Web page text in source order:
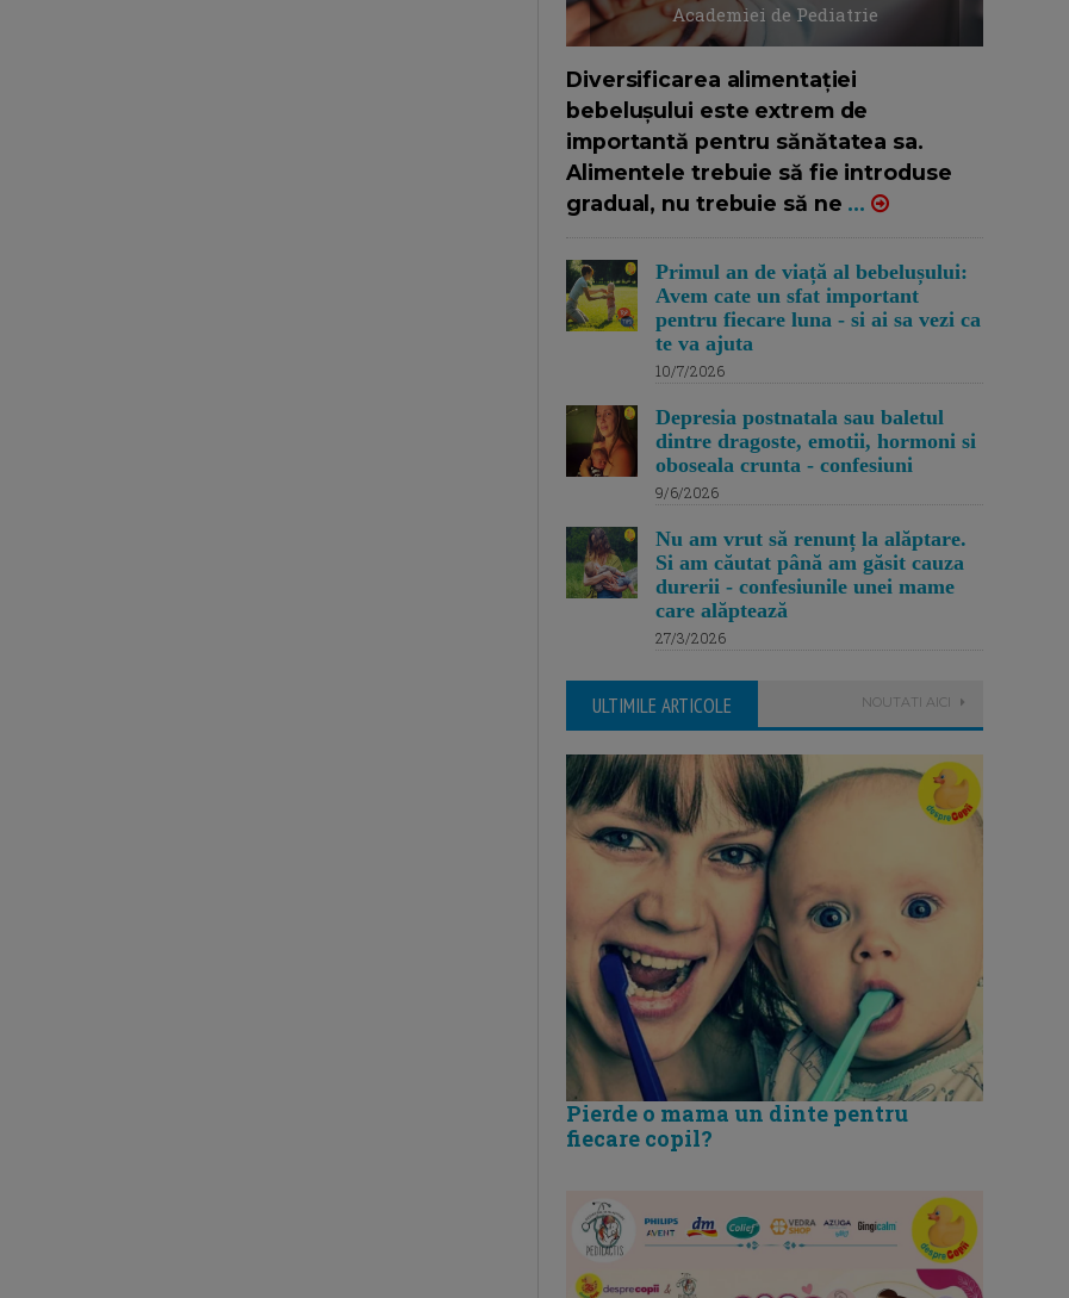
Academiei de Pediatrie
Diversificarea alimentației
bebelușului este extrem de
importantă pentru sănătatea sa.
Alimentele trebuie să fie introduse
gradual, nu trebuie să ne ...
Primul an de viață al bebelușului:
Avem cate un sfat important
pentru fiecare luna - si ai sa vezi ca
te va ajuta
10/7/2026
Depresia postnatala sau baletul
dintre dragoste, emotii, hormoni si
oboseala crunta - confesiuni
9/6/2026
Nu am vrut să renunț la alăptare.
Si am căutat până am găsit cauza
durerii - confesiunile unei mame
care alăptează
27/3/2026
ULTIMILE ARTICOLE NOUTATI AICI
Pierde o mama un dinte pentru
fiecare copil?